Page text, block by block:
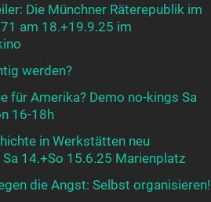
Die Münchner Räterepublik im
am 18.+19.9.25 im
werden?
für Amerika? Demo no-kings Sa
16-18h
in Werkstätten neu
Sa 14.+So 15.6.25 Marienplatz
die Angst: Selbst organisieren!